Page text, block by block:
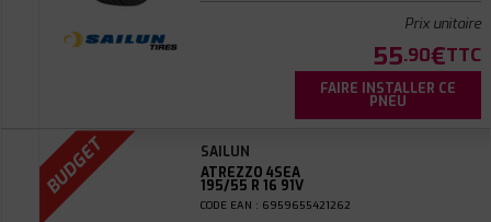
Prix unitaire
55.90€TTC
FAIRE INSTALLER CE
PNEU
BUDGET
SAILUN
ATREZZO 4SEA
195/55 R 16 91V
CODE EAN : 6959655421262